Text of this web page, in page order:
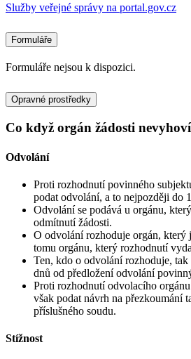
Služby veřejné správy na portal.gov.cz
Formuláře
Formuláře nejsou k dispozici.
Opravné prostředky
Co když orgán žádosti nevyhoví
Odvolání
Proti rozhodnutí povinného
podat odvolání, a to nejpozději do
Odvolání se podává u orgánu,
odmítnutí žádosti.
O odvolání rozhoduje orgán, který
tomu orgánu, který rozhodnutí
Ten, kdo o odvolání rozhoduje,
dnů od předložení odvolání
Proti rozhodnutí odvolacího
však podat návrh na přezkoumání
příslušného soudu.
Stížnost